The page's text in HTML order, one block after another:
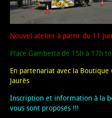
Nouvel atelier à partir du 11
Place Gambetta de 15h à 17h
En partenariat avec la Boutique
Jaurès
Inscription et information à la
vous sont proposés !!!